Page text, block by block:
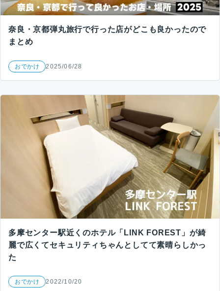
奈良・京都弾丸旅行で行った店がどこも良かったので
まとめ
おでかけ 2025/06/28
多摩センター駅近くのホテル「LINK FOREST」が綺
麗で広くてセキュリティちゃんとしてて素晴らしかっ
た
おでかけ 2022/10/20